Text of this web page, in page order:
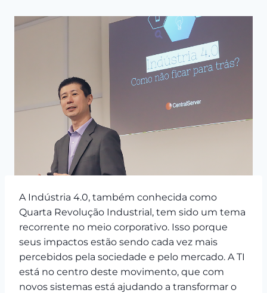
A Indústria 4.0, também conhecida como
Quarta Revolução Industrial, tem sido um tema
recorrente no meio corporativo. Isso porque
seus impactos estão sendo cada vez mais
percebidos pela sociedade e pelo mercado. A TI
está no centro deste movimento, que com
novos sistemas está ajudando a transformar o